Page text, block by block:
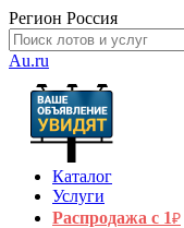
Регион Россия
Au.ru
Каталог
Услуги
Распродажа с 1₽